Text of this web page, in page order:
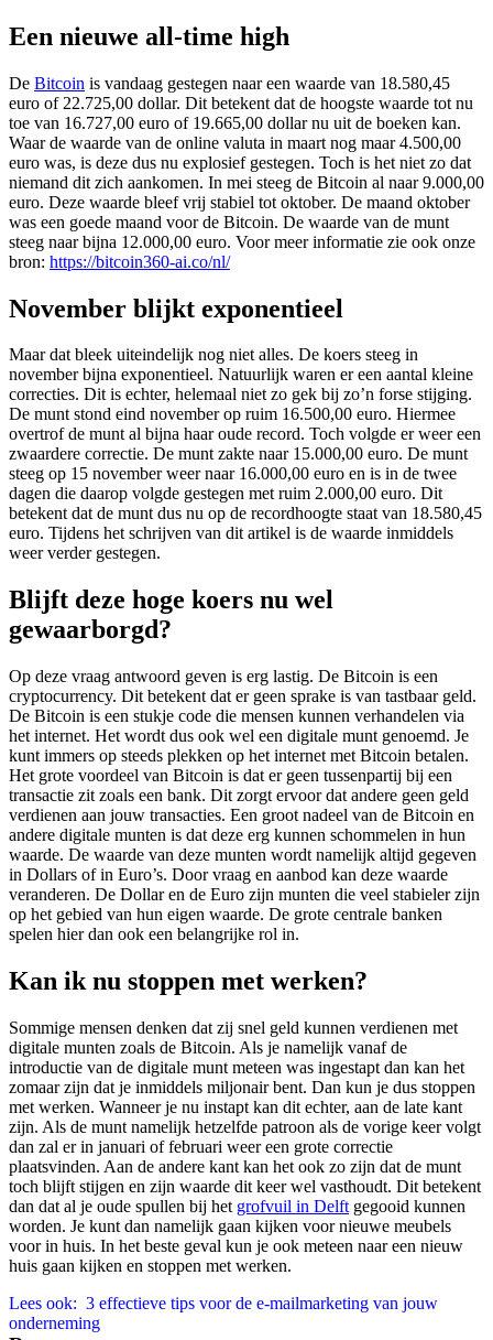
Een nieuwe all-time high
De Bitcoin is vandaag gestegen naar een waarde van 18.580,45
euro of 22.725,00 dollar. Dit betekent dat de hoogste waarde tot nu
toe van 16.727,00 euro of 19.665,00 dollar nu uit de boeken kan.
Waar de waarde van de online valuta in maart nog maar 4.500,00
euro was, is deze dus nu explosief gestegen. Toch is het niet zo dat
niemand dit zich aankomen. In mei steeg de Bitcoin al naar 9.000,00
euro. Deze waarde bleef vrij stabiel tot oktober. De maand oktober
was een goede maand voor de Bitcoin. De waarde van de munt
steeg naar bijna 12.000,00 euro. Voor meer informatie zie ook onze
bron: https://bitcoin360-ai.co/nl/
November blijkt exponentieel
Maar dat bleek uiteindelijk nog niet alles. De koers steeg in
november bijna exponentieel. Natuurlijk waren er een aantal kleine
correcties. Dit is echter, helemaal niet zo gek bij zo’n forse stijging.
De munt stond eind november op ruim 16.500,00 euro. Hiermee
overtrof de munt al bijna haar oude record. Toch volgde er weer een
zwaardere correctie. De munt zakte naar 15.000,00 euro. De munt
steeg op 15 november weer naar 16.000,00 euro en is in de twee
dagen die daarop volgde gestegen met ruim 2.000,00 euro. Dit
betekent dat de munt dus nu op de recordhoogte staat van 18.580,45
euro. Tijdens het schrijven van dit artikel is de waarde inmiddels
weer verder gestegen.
Blijft deze hoge koers nu wel
gewaarborgd?
Op deze vraag antwoord geven is erg lastig. De Bitcoin is een
cryptocurrency. Dit betekent dat er geen sprake is van tastbaar geld.
De Bitcoin is een stukje code die mensen kunnen verhandelen via
het internet. Het wordt dus ook wel een digitale munt genoemd. Je
kunt immers op steeds plekken op het internet met Bitcoin betalen.
Het grote voordeel van Bitcoin is dat er geen tussenpartij bij een
transactie zit zoals een bank. Dit zorgt ervoor dat andere geen geld
verdienen aan jouw transacties. Een groot nadeel van de Bitcoin en
andere digitale munten is dat deze erg kunnen schommelen in hun
waarde. De waarde van deze munten wordt namelijk altijd gegeven
in Dollars of in Euro’s. Door vraag en aanbod kan deze waarde
veranderen. De Dollar en de Euro zijn munten die veel stabieler zijn
op het gebied van hun eigen waarde. De grote centrale banken
spelen hier dan ook een belangrijke rol in.
Kan ik nu stoppen met werken?
Sommige mensen denken dat zij snel geld kunnen verdienen met
digitale munten zoals de Bitcoin. Als je namelijk vanaf de
introductie van de digitale munt meteen was ingestapt dan kan het
zomaar zijn dat je inmiddels miljonair bent. Dan kun je dus stoppen
met werken. Wanneer je nu instapt kan dit echter, aan de late kant
zijn. Als de munt namelijk hetzelfde patroon als de vorige keer volgt
dan zal er in januari of februari weer een grote correctie
plaatsvinden. Aan de andere kant kan het ook zo zijn dat de munt
toch blijft stijgen en zijn waarde dit keer wel vasthoudt. Dit betekent
dan dat al je oude spullen bij het grofvuil in Delft gegooid kunnen
worden. Je kunt dan namelijk gaan kijken voor nieuwe meubels
voor in huis. In het beste geval kun je ook meteen naar een nieuw
huis gaan kijken en stoppen met werken.
Lees ook: 3 effectieve tips voor de e-mailmarketing van jouw
onderneming